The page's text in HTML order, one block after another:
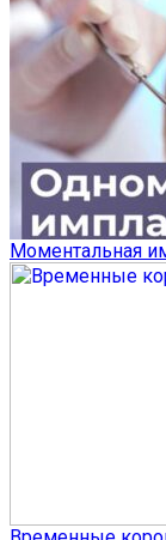
Моментальная